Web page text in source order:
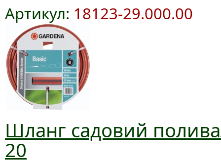
Артикул: 18123-29.000.00
Шланг садовий
20